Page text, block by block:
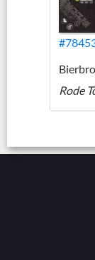
Rode
© 2002 -